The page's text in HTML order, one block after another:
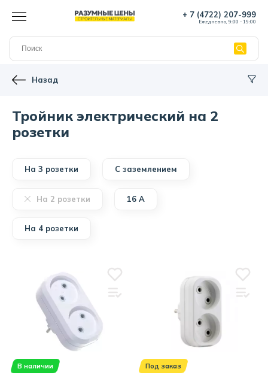
+ 7 (4722) 207-999
Ежедневно, 9:00 - 19:00
Назад
Тройник электрический на 2
розетки
На 3 розетки С заземлением
На 2 розетки 16 А
На 4 розетки
В наличии Под заказ